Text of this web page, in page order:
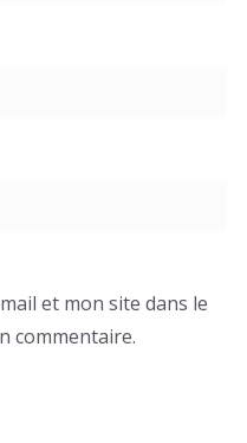
et mon site dans le
commentaire.